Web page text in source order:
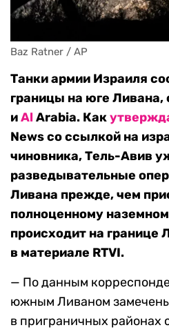
Baz Ratner / AP
Танки армии Израиля
границы на юге Ливана,
иAl Arabia. Как
News со ссылкой на
чиновника, Тель-Авив
разведывательные
Ливана прежде, чем
полноценному
происходит на границе
в материале RTVI.
— По данным
южным Ливаном
в приграничных районах